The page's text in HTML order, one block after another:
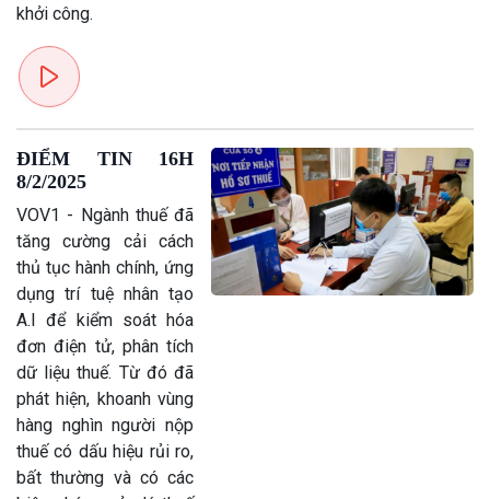
Kinh tế
Tin Kinh tế
Trước giờ mở cửa
Dòng chảy Kinh tế
Sức sống hàng Việt
Khởi nghiệp
Tuyên chiến với gian lận
thương mại
Biển đảo Việt Nam
Tâm tình biên giới và hải
đảo
Tìm hiểu biển, đảo Việt
Nam
khởi công.
ĐIỂM TIN 16H
8/2/2025
VOV1 - Ngành thuế đã
tăng cường cải cách
thủ tục hành chính, ứng
dụng trí tuệ nhân tạo
A.I để kiểm soát hóa
đơn điện tử, phân tích
dữ liệu thuế. Từ đó đã
phát hiện, khoanh vùng
hàng nghìn người nộp
thuế có dấu hiệu rủi ro,
bất thường và có các